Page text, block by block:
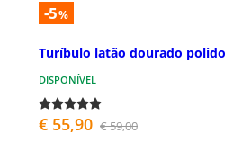
-5%
Turíbulo latão dourado
DISPONÍVEL
€ 55,90 € 59,00